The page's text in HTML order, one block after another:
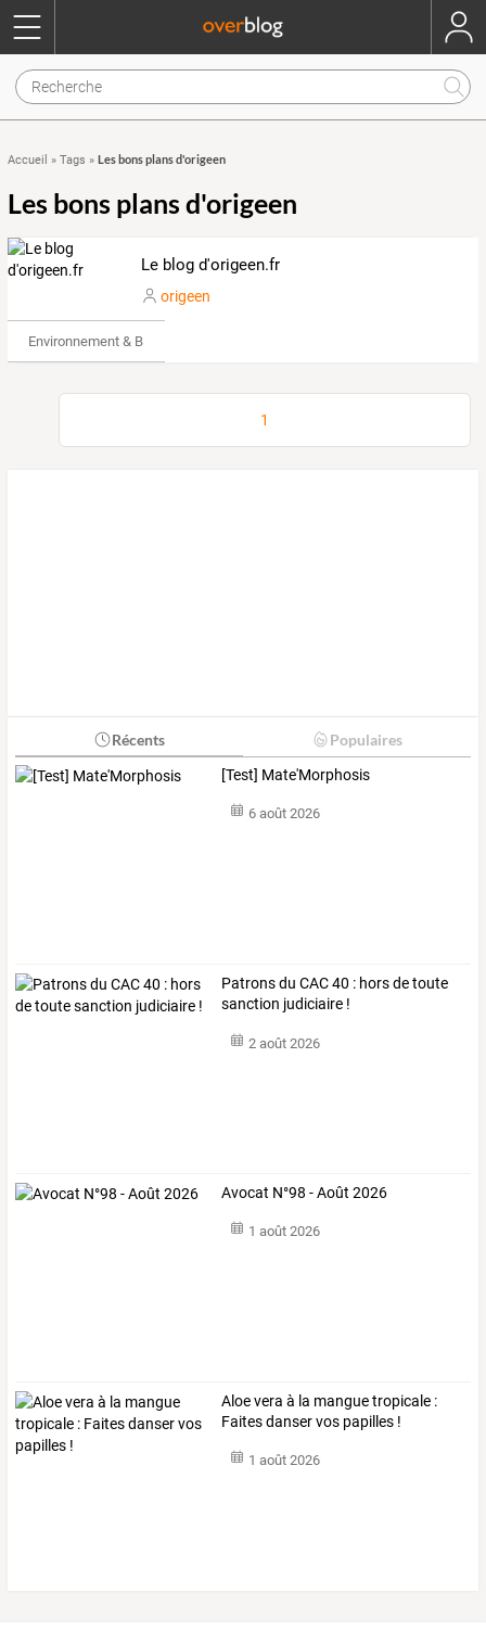
Accueil » Tags » Les bons plans d'origeen
Les bons plans d'origeen
Le blog d'origeen.fr
origeen
Environnement & Bio
1
Récents Populaires
[Test] Mate'Morphosis
6 août 2026
Patrons du CAC 40 : hors de toute
sanction judiciaire !
2 août 2026
Avocat N°98 - Août 2026
1 août 2026
Aloe vera à la mangue tropicale :
Faites danser vos papilles !
1 août 2026